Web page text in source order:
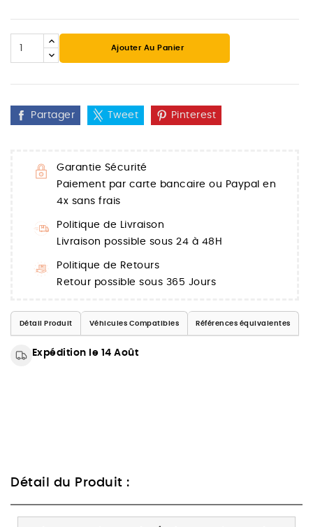
Ajouter Au Panier
Partager Tweet Pinterest
Garantie Sécurité
Paiement par carte bancaire ou Paypal en
4x sans frais
Politique de Livraison
Livraison possible sous 24 à 48H
Politique de Retours
Retour possible sous 365 Jours
Détail Produit Véhicules Compatibles Références équivalentes
Expédition le 14 Août
Détail du Produit :